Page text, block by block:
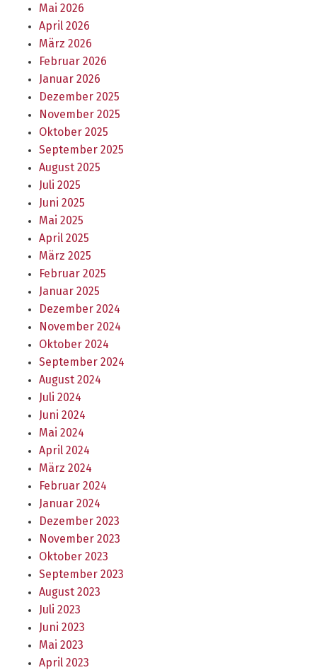
Mai 2026
April 2026
März 2026
Februar 2026
Januar 2026
Dezember 2025
November 2025
Oktober 2025
September 2025
August 2025
Juli 2025
Juni 2025
Mai 2025
April 2025
März 2025
Februar 2025
Januar 2025
Dezember 2024
November 2024
Oktober 2024
September 2024
August 2024
Juli 2024
Juni 2024
Mai 2024
April 2024
März 2024
Februar 2024
Januar 2024
Dezember 2023
November 2023
Oktober 2023
September 2023
August 2023
Juli 2023
Juni 2023
Mai 2023
April 2023